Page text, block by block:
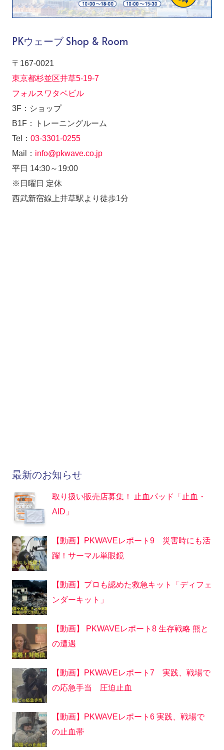
PKウェーブ Shop & Room
〒167-0021
東京都杉並区井草5-19-7
フォルスワタベビル
3F：ショップ
B1F：トレーニングルーム
Tel： 03-3301-0255
Mail： info@pkwave.co.jp
平日 14:30～19:00
※日曜日 定休
西武新宿線上井草駅より徒歩1分
最新のお知らせ
取り扱い販売店募集！ 止血パッド「止血・
AID」
【動画】PKWAVEレポート9 災害時にも活
躍！サーマル単眼鏡
【動画】プロも認めた救急キット「ディフェ
ンダーキット」
【動画】 PKWAVEレポート8 生存戦略 熊と
の遭遇
【動画】PKWAVEレポート7 実践、戦場で
の応急手当 圧迫止血
【動画】PKWAVEレポート6 実践、戦場で
の止血帯